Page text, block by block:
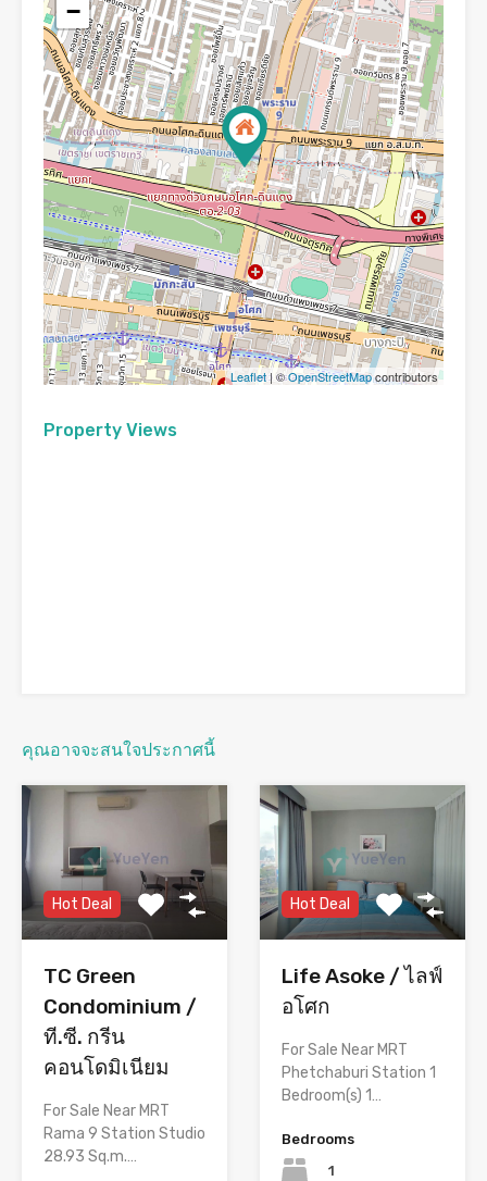
−
Leaflet| ©OpenStreetMapcontributors
Property Views
คุณอาจจะสนใจประกาศนี้
Hot Deal
TC Green
Condominium /
ที.ซี. กรีน
คอนโดมิเนียม
For Sale Near MRT
Rama 9 Station Studio
28.93 Sq.m.…
Hot Deal
Life Asoke / ไลฟ์
อโศก
For Sale Near MRT
Phetchaburi Station 1
Bedroom(s) 1…
Bedrooms
1